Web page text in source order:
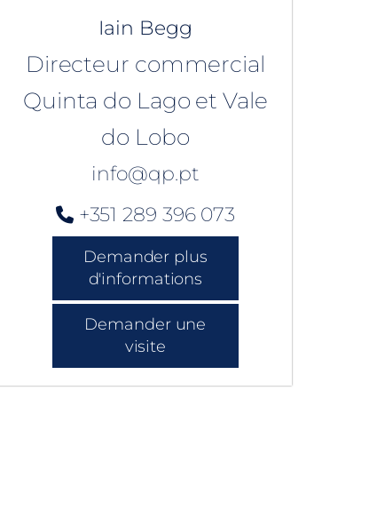
Iain Begg
Directeur commercial
Quinta do Lago et Vale
do Lobo
info@qp.pt
+351 289 396 073
Demander plus
d'informations
Demander une
visite